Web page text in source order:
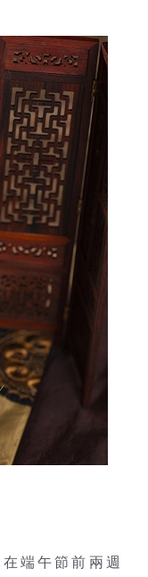
端午節前兩週